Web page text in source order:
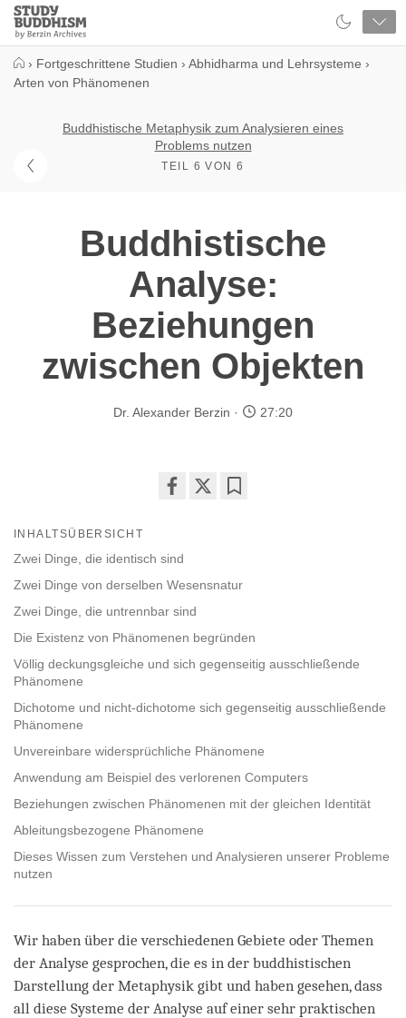
Close
Study
Buddhism
› Fortgeschrittene Studien › Abhidharma und Lehrsysteme ›
Arten von Phänomenen
Buddhistische Metaphysik zum Analysieren eines
Problems nutzen
TEIL 6 VON 6
Buddhistische
Analyse:
Beziehungen
zwischen Objekten
Dr. Alexander Berzin 27:20
facebook
INHALTSÜBERSICHT
Zwei Dinge, die identisch sind
Zwei Dinge von derselben Wesensnatur
Zwei Dinge, die untrennbar sind
Die Existenz von Phänomenen begründen
Völlig deckungsgleiche und sich gegenseitig ausschließende
Phänomene
Dichotome und nicht-dichotome sich gegenseitig ausschließende
Phänomene
Unvereinbare widersprüchliche Phänomene
Anwendung am Beispiel des verlorenen Computers
Beziehungen zwischen Phänomenen mit der gleichen Identität
Ableitungsbezogene Phänomene
Dieses Wissen zum Verstehen und Analysieren unserer Probleme
nutzen
Wir haben über die verschiedenen Gebiete oder Themen
der Analyse gesprochen, die es in der buddhistischen
Darstellung der Metaphysik gibt und haben gesehen, dass
all diese Systeme der Analyse auf einer sehr praktischen